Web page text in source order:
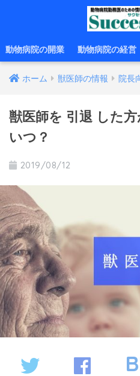
動物病院の開業 動物病院の経営
ホーム 獣医師の情報 院長
獣医師を 引退 した
いつ？
2019/08/12